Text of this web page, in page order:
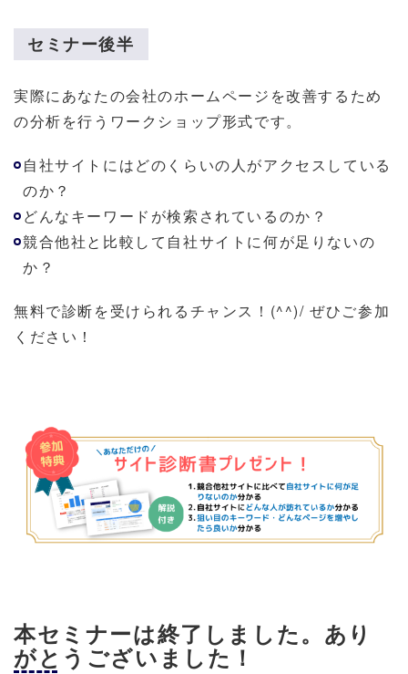
セミナー後半
実際にあなたの会社のホームページを改善するため
の分析を行うワークショップ形式です。
自社サイトにはどのくらいの人がアクセスしている
のか？
どんなキーワードが検索されているのか？
競合他社と比較して自社サイトに何が足りないの
か？
無料で診断を受けられるチャンス！(^^)/ ぜひご参加
ください！
本セミナーは終了しました。あり
がとうございました！